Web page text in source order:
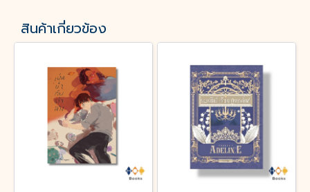
สินค้าเกี่ยวข้อง